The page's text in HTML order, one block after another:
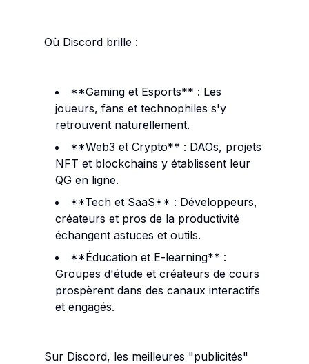
Où Discord brille :
**Gaming et Esports** : Les
joueurs, fans et technophiles s'y
retrouvent naturellement.
**Web3 et Crypto** : DAOs, projets
NFT et blockchains y établissent leur
QG en ligne.
**Tech et SaaS** : Développeurs,
créateurs et pros de la productivité
échangent astuces et outils.
**Éducation et E-learning** :
Groupes d'étude et créateurs de cours
prospèrent dans des canaux interactifs
et engagés.
Sur Discord, les meilleures "publicités"